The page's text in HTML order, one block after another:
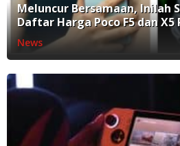
Meluncur Bersamaan, Inilah
Daftar Harga Poco F5 dan X5
News